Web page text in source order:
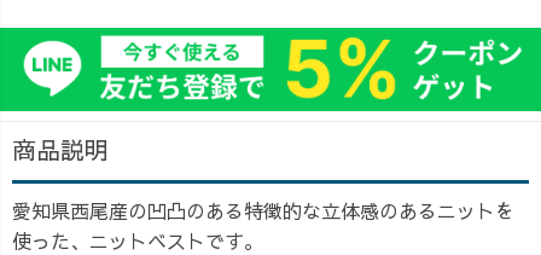
商品説明
愛知県西尾産の凹凸のある特徴的な立体感のあるニットを
使った、ニットベストです。